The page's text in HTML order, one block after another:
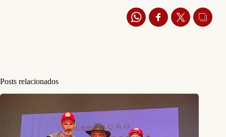
Posts relacionados